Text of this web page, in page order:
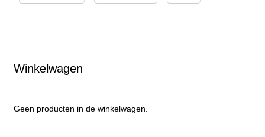
Winkelwagen
Geen producten in de winkelwagen.